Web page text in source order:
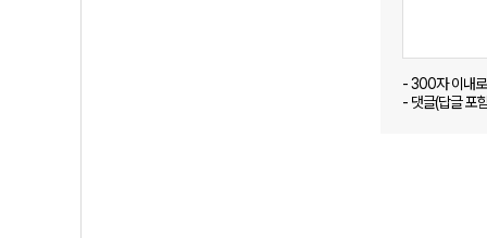
- 300자 이내
- 댓글(답글 포